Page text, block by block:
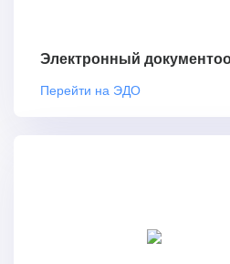
Электронный
Перейти на ЭДО